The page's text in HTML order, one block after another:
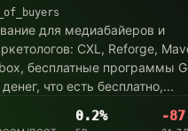
для медиабайеров и
CXL, Reforge,
бесплатные программы
что есть бесплатно,...
0.2% -87